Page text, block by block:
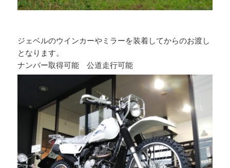
ジェベルのウインカーやミラーを装着してからのお渡し
となります。
ナンバー取得可能 公道走行可能